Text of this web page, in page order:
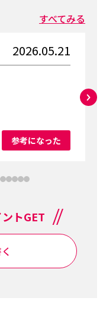
すべてみる
2026.05.21
参考になった
トGET